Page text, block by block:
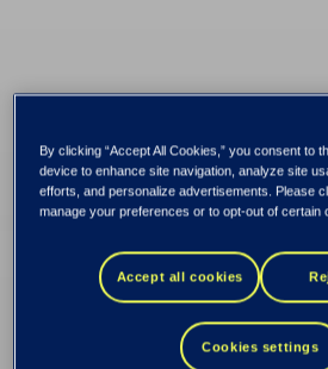
kommune-
med å
By clicking “Accept All Cookies,” you consent to
device to enhance site navigation, analyze site
efforts, and personalize advertisements. Please
manage your preferences or to opt-out of certain
Accept all cookies
Cookies settings